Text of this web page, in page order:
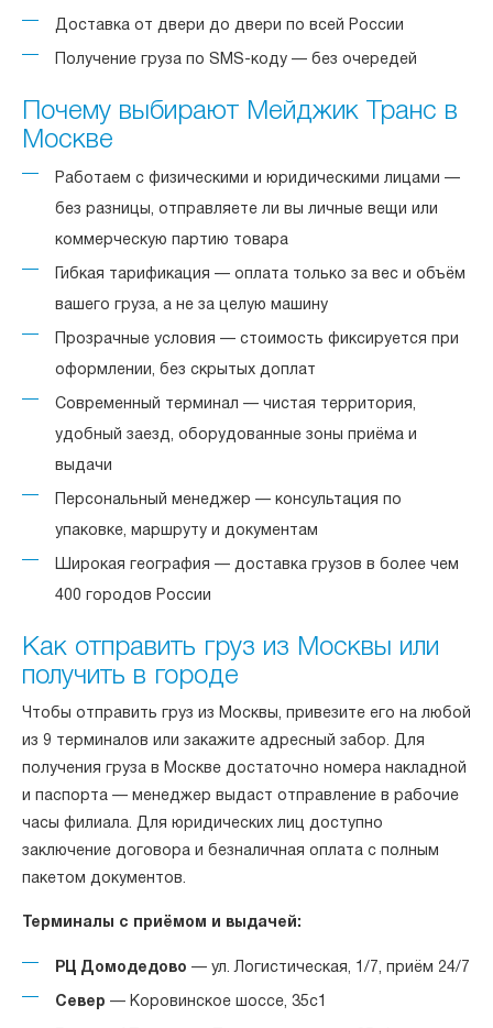
Доставка от двери до двери по всей России
Получение груза по SMS-коду — без очередей
Почему выбирают Мейджик Транс в
Москве
Работаем с физическими и юридическими лицами —
без разницы, отправляете ли вы личные вещи или
коммерческую партию товара
Гибкая тарификация — оплата только за вес и объём
вашего груза, а не за целую машину
Прозрачные условия — стоимость фиксируется при
оформлении, без скрытых доплат
Современный терминал — чистая территория,
удобный заезд, оборудованные зоны приёма и
выдачи
Персональный менеджер — консультация по
упаковке, маршруту и документам
Широкая география — доставка грузов в более чем
400 городов России
Как отправить груз из Москвы или
получить в городе
Чтобы отправить груз из Москвы, привезите его на любой
из 9 терминалов или закажите адресный забор. Для
получения груза в Москве достаточно номера накладной
и паспорта — менеджер выдаст отправление в рабочие
часы филиала. Для юридических лиц доступно
заключение договора и безналичная оплата с полным
пакетом документов.
Терминалы с приёмом и выдачей:
РЦ Домодедово — ул. Логистическая, 1/7, приём 24/7
Север — Коровинское шоссе, 35с1